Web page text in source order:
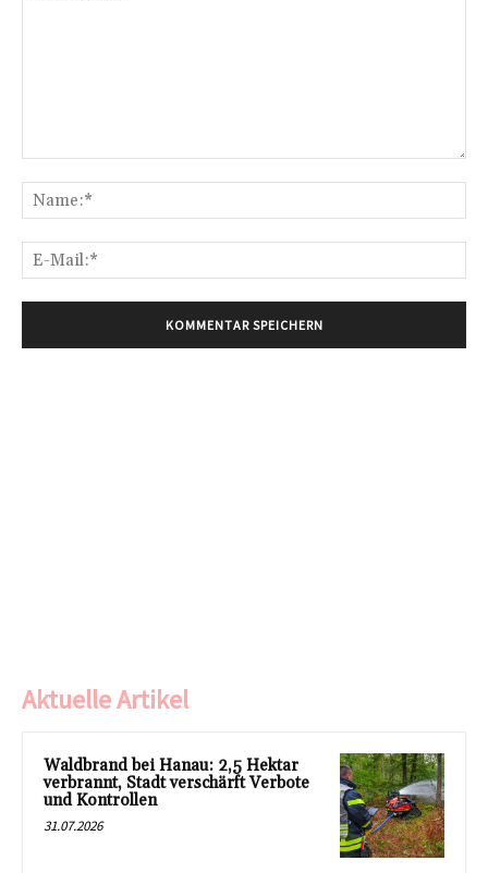
Aktuelle Artikel
Waldbrand bei Hanau: 2,5 Hektar
verbrannt, Stadt verschärft Verbote
und Kontrollen
31.07.2026